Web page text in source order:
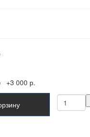
+3 000 р.